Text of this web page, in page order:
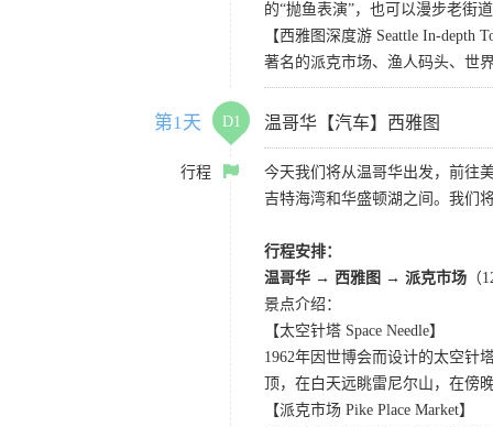
的“抛鱼表演”，也可以漫步老街
【西雅图深度游 Seattle In-depth
著名的派克市场、渔人码头、世
第1天 D1 温哥华【汽车】西雅图
行程
今天我们将从温哥华出发，前往
吉特海湾和华盛顿湖之间。我们
行程安排：
温哥华 → 西雅图 → 派克市场 （
景点介绍：
【太空针塔 Space Needle】
1962年因世博会而设计的太空针
顶，在白天远眺雷尼尔山，在傍
【派克市场 Pike Place Market】